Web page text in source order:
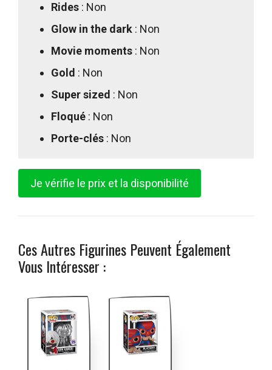
Rides : Non
Glow in the dark : Non
Movie moments : Non
Gold : Non
Super sized : Non
Floqué : Non
Porte-clés : Non
Je vérifie le prix et la disponibilité
Ces Autres Figurines Peuvent Également
Vous Intéresser :